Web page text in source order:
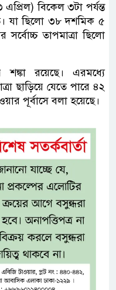
এপ্রিল) বিকেল ৩টা পর্যন্ত
যা ছিলো ৩৮ দশমিক ৫
সর্বোচ্চ তাপমাত্রা ছিলো
শঙ্কা রয়েছে। এরমধ্যে
ছাড়িয়ে যেতে পারে ৪২
পূর্বাসে বলা হয়েছে।